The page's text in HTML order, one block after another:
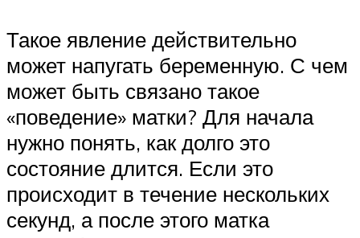
Такое явление действительно
может напугать беременную. С чем
может быть связано такое
«поведение» матки? Для начала
нужно понять, как долго это
состояние длится. Если это
происходит в течение нескольких
секунд, а после этого матка